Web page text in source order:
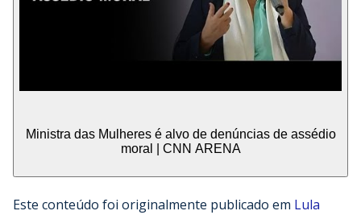
Ministra das Mulheres é alvo de denúncias de assédio
moral | CNN ARENA
Este conteúdo foi originalmente publicado em Lula